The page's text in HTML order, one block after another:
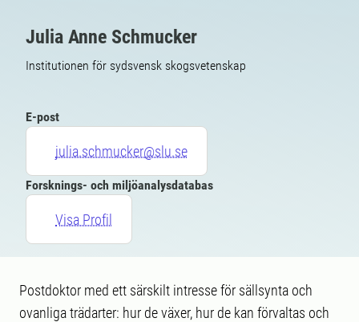
Julia Anne Schmucker
Institutionen för sydsvensk skogsvetenskap
E-post
julia.schmucker@slu.se
Forsknings- och miljöanalysdatabas
Visa Profil
Postdoktor med ett särskilt intresse för sällsynta och
ovanliga trädarter: hur de växer, hur de kan förvaltas och